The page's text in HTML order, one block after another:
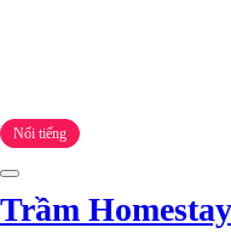
Nổi tiếng
Trầm Homestay